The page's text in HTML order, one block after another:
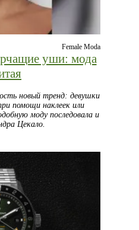
Female Moda
уши: мода
новый тренд: девушки
помощи наклеек или
моду последовала и
Цекало.